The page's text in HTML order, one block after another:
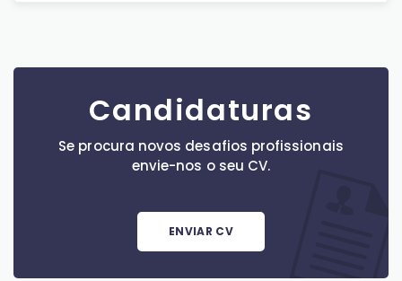
Candidaturas
Se procura novos desafios profissionais
envie-nos o seu CV.
ENVIAR CV